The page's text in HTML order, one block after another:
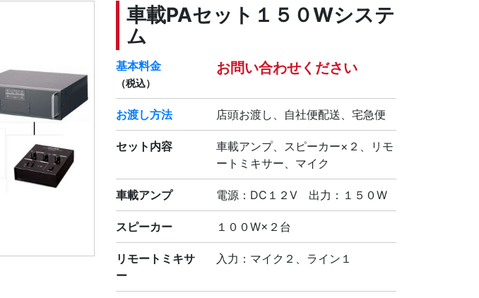
車載PAセット１５０Wシステ
ム
基本料金
（税込）
お問い合わせください
お渡し方法 店頭お渡し、自社便配送、宅急便
セット内容
車載アンプ、スピーカー×２、リモ
ートミキサー、マイク
車載アンプ 電源：DC１２V 出力：１５０W
スピーカー １００W×２台
リモートミキサ
ー
入力：マイク２、ライン１